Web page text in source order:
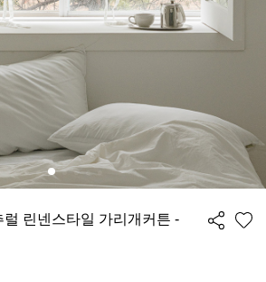
린넨스타일 가리개커튼 -